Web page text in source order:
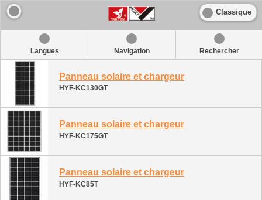
Classique
Langues Navigation Rechercher
Panneau solaire et chargeur
HYF-KC130GT
Panneau solaire et chargeur
HYF-KC175GT
Panneau solaire et chargeur
HYF-KC85T